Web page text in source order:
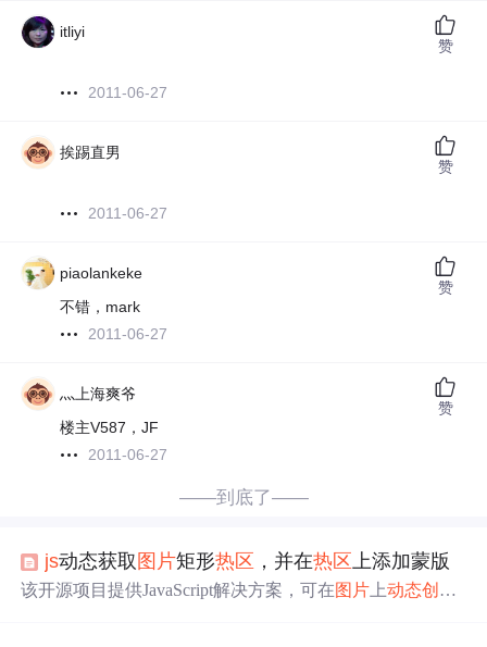
itliyi
2011-06-27
赞
挨踢直男
2011-06-27
赞
piaolankeke
不错，mark
2011-06-27
赞
灬上海爽爷
楼主V587，JF
2011-06-27
赞
——到底了——
js动态获取 图片矩形热区 ，并在热区上添加蒙版
该开源项目提供JavaScript解决方案，可在图片 上动态创建